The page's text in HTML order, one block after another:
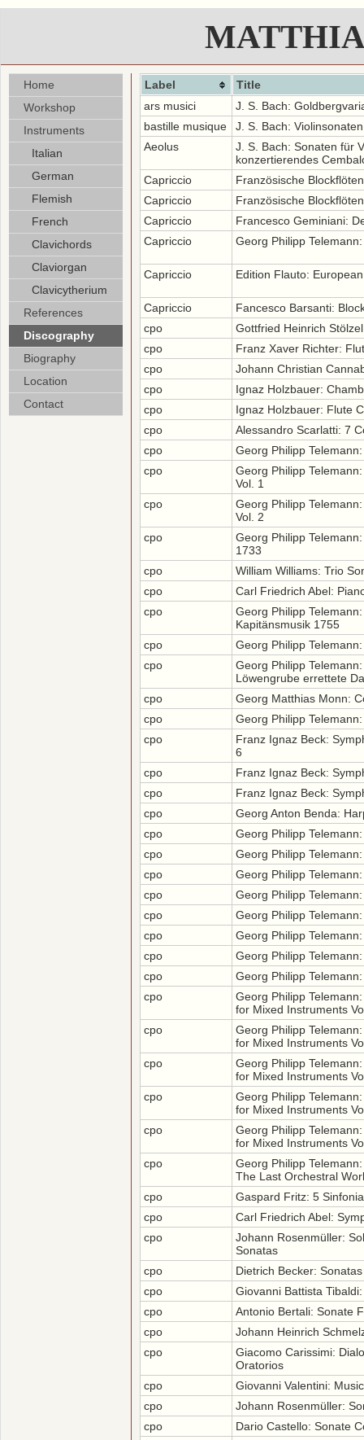
Label
Title
ars musici
J. S. Bach:
bastille musique
J. S. Bach: Violinsonaten
Aeolus
J. S. Bach: Sonaten für
konzertierendes
Capriccio
Französische
Capriccio
Französische
Capriccio
Francesco Geminiani:
Capriccio
Georg Philipp
Capriccio Edition Flauto:
Capriccio
Fancesco Barsanti:
cpo
Gottfried Heinrich
cpo
Franz Xaver Richter:
cpo
Johann Christian
cpo
Ignaz Holzbauer:
cpo
Ignaz Holzbauer: Flute
cpo
Alessandro Scarlatti: 7
cpo
Georg Philipp
cpo
Georg Philipp
Vol. 1
cpo
Georg Philipp
Vol. 2
cpo
Georg Philipp
1733
cpo
William Williams: Trio
cpo
Carl Friedrich Abel:
cpo
Georg Philipp
Kapitänsmusik 1755
cpo
Georg Philipp
cpo
Georg Philipp
Löwengrube errettete
cpo
Georg Matthias Monn:
cpo
Georg Philipp
cpo
Franz Ignaz Beck:
6
cpo
Franz Ignaz Beck:
cpo
Franz Ignaz Beck:
cpo
Georg Anton Benda:
cpo
Georg Philipp
cpo
Georg Philipp
cpo
Georg Philipp
cpo
Georg Philipp
cpo
Georg Philipp
cpo
Georg Philipp
cpo
Georg Philipp
cpo
Georg Philipp
cpo
Georg Philipp
for Mixed Instruments
cpo
Georg Philipp
for Mixed Instruments
cpo
Georg Philipp
for Mixed Instruments
cpo
Georg Philipp
for Mixed Instruments
cpo
Georg Philipp
for Mixed Instruments
cpo
Georg Philipp
The Last Orchestral
cpo
Gaspard Fritz: 5
cpo
Carl Friedrich Abel:
cpo
Johann Rosenmüller:
Sonatas
cpo
Dietrich Becker:
cpo
Giovanni Battista
cpo
Antonio Bertali: Sonate
cpo
Johann Heinrich
cpo
Giacomo Carissimi:
Oratorios
cpo
Giovanni Valentini:
cpo
Johann Rosenmüller:
cpo
Dario Castello: Sonate
Home
Workshop
Instruments
Italian
German
Flemish
French
Clavichords
Claviorgan
Clavicytherium
References
Discography
Biography
Location
Contact